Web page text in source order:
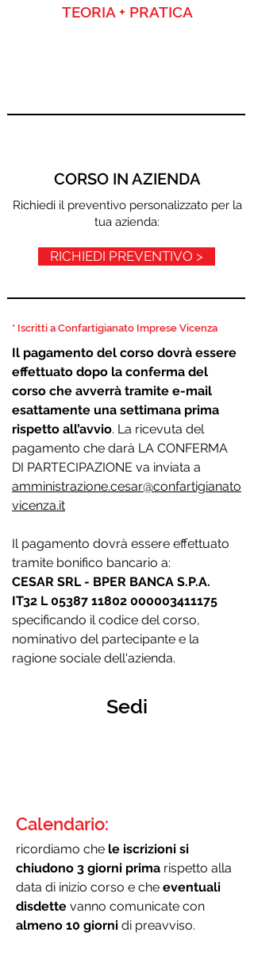
TEORIA + PRATICA
CORSO IN AZIENDA
Richiedi il preventivo personalizzato per la
tua azienda:
RICHIEDI PREVENTIVO >
* Iscritti a Confartigianato Imprese Vicenza
Il pagamento del corso dovrà essere
effettuato dopo la conferma del
corso che avverrà tramite e-mail
esattamente una settimana prima
rispetto all’avvio. La ricevuta del
pagamento che darà LA CONFERMA
DI PARTECIPAZIONE va inviata a
amministrazione.cesar@confartigianato
vicenza.it
Il pagamento dovrà essere effettuato
tramite bonifico bancario a:
CESAR SRL - BPER BANCA S.P.A.
IT32 L05387 11802 000003411175
specificando il codice del corso,
nominativo del partecipante e la
ragione sociale dell'azienda.
Sedi
Calendario:
ricordiamo che le iscrizioni si
chiudono 3 giorni prima rispetto alla
data di inizio corso e che eventuali
disdette vanno comunicate con
almeno 10 giorni di preavviso.